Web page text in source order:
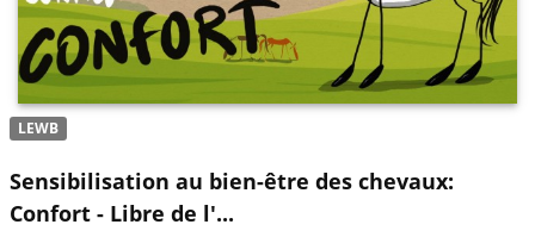
LEWB
Sensibilisation au bien-être des chevaux:
Confort - Libre de l'...